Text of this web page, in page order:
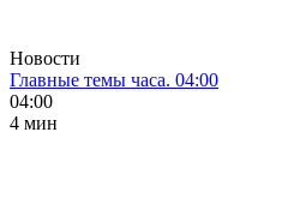
Новости
Главные темы часа. 04:00
04:00
4 мин